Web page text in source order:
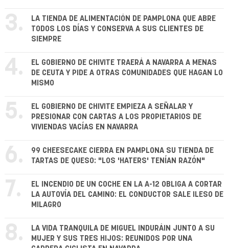
3.
LA TIENDA DE ALIMENTACIÓN DE PAMPLONA QUE ABRE
TODOS LOS DÍAS Y CONSERVA A SUS CLIENTES DE
SIEMPRE
4.
EL GOBIERNO DE CHIVITE TRAERÁ A NAVARRA A MENAS
DE CEUTA Y PIDE A OTRAS COMUNIDADES QUE HAGAN LO
MISMO
5.
EL GOBIERNO DE CHIVITE EMPIEZA A SEÑALAR Y
PRESIONAR CON CARTAS A LOS PROPIETARIOS DE
VIVIENDAS VACÍAS EN NAVARRA
6.
99 CHEESECAKE CIERRA EN PAMPLONA SU TIENDA DE
TARTAS DE QUESO: "LOS 'HATERS' TENÍAN RAZÓN"
7.
EL INCENDIO DE UN COCHE EN LA A-12 OBLIGA A CORTAR
LA AUTOVÍA DEL CAMINO: EL CONDUCTOR SALE ILESO DE
MILAGRO
8.
LA VIDA TRANQUILA DE MIGUEL INDURÁIN JUNTO A SU
MUJER Y SUS TRES HIJOS: REUNIDOS POR UNA